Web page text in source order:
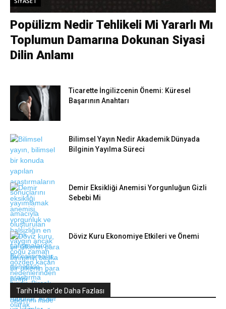
Popülizm Nedir Tehlikeli Mi Yararlı Mı
Toplumun Damarına Dokunan Siyasi
Dilin Anlamı
Ticarette İngilizcenin Önemi: Küresel
Başarının Anahtarı
Bilimsel Yayın Nedir Akademik Dünyada
Bilginin Yayılma Süreci
Demir Eksikliği Anemisi Yorgunluğun Gizli
Sebebi Mi
Döviz Kuru Ekonomiye Etkileri ve Önemi
Tarih Haber'de Daha Fazlası